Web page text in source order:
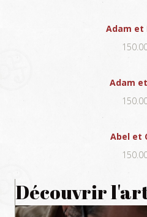
Adam et
Adam
Abel et
Découvrir